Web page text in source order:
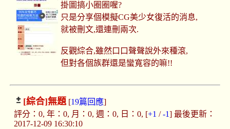
掛圖搞小圈圈喔?
只是分享個模擬CG美少女復活的消息,
就被刪文,還連刪兩次.
反觀綜合,雖然口口聲聲說外來種滾,
但對各個族群還是蠻寬容的嘛!!
[綜合]無題[19篇回應]
評分：0, 年：0, 月：0, 週：0, 日：0, [+1 /-1] 最後更新：
2017-12-09 16:30:10